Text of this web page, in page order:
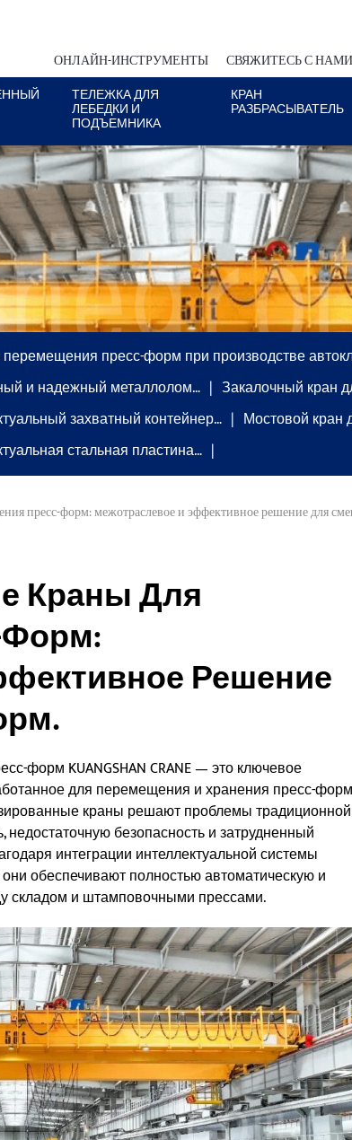
ОНЛАЙН-ИНСТРУМЕНТЫ СВЯЖИТЕСЬ С НАМИ
ТЕЛЕЖКА ДЛЯ
ЛЕБЕДКИ И
ПОДЪЕМНИКА
КРАН
РАЗБРАСЫВАТЕЛЬ
пресс-форм при производстве
и надежный металлолом…
Закалочный кран
захватный контейнер…
Мостовой кран
стальная пластина…
пресс-форм: межотраслевое и эффективное решение для
Краны Для
Решение
форм KUANGSHAN CRANE — это ключевое
для перемещения и хранения пресс-форм
краны решают проблемы традиционной
безопасность и затрудненный
интеграции интеллектуальной системы
обеспечивают полностью автоматическую и
складом и штамповочными прессами.